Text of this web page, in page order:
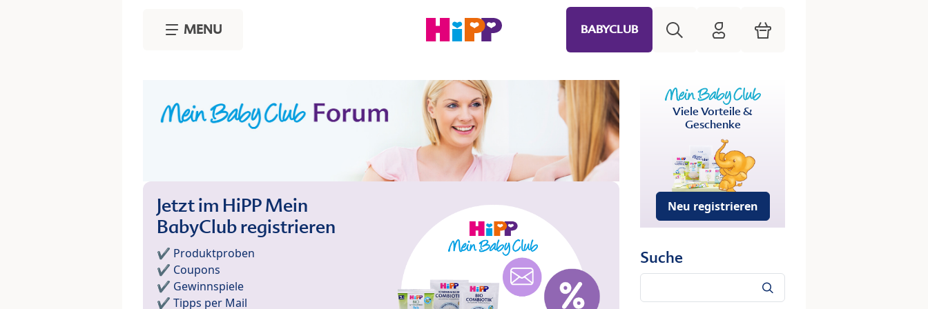
MENU BABYCLUB HiPP Mein Babyclub
Warenkorb
Jetzt im HiPP Mein
BabyClub registrieren
✔️ Produktproben
✔️ Coupons
✔️ Gewinnspiele
✔️ Tipps per Mail
Viele Vorteile &
Geschenke
Neu registrieren
Suche